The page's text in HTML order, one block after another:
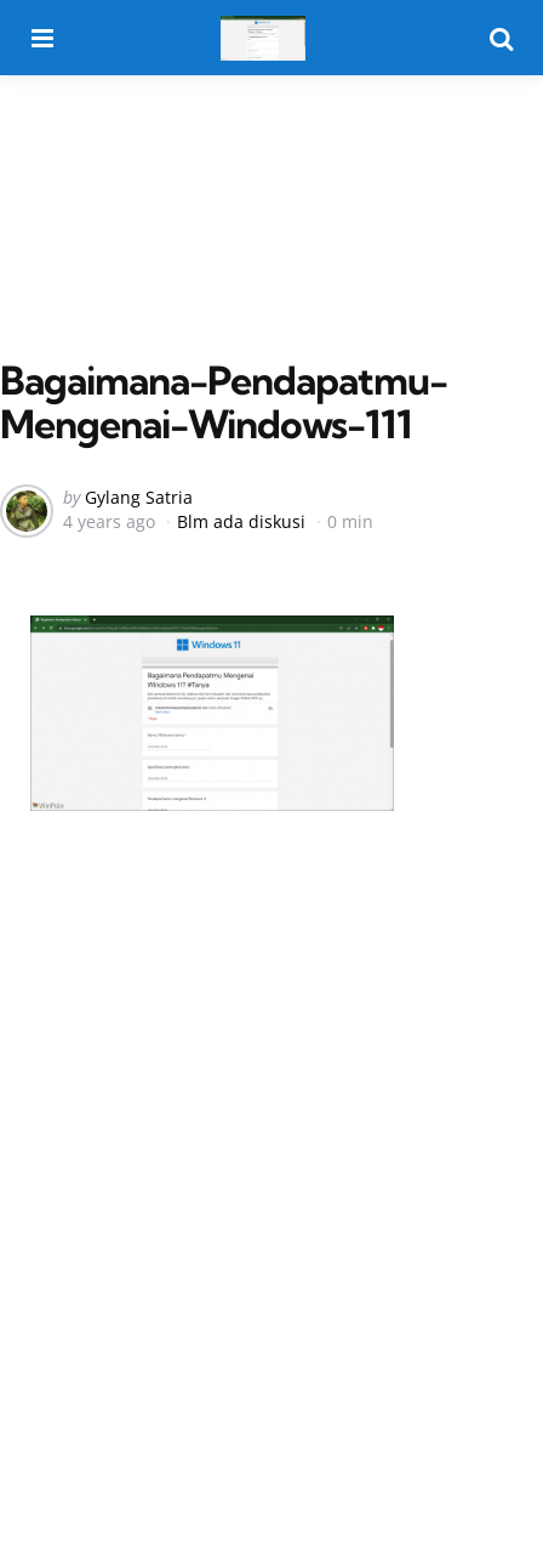
Bagaimana-Pendapatmu-
Mengenai-Windows-111
Posted
by
by Gylang Satria
4 years ago
Blm ada diskusi 0 min